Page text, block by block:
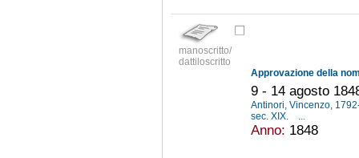
manoscritto/
dattiloscritto
9 - 14 agosto
Antinori, Vincenzo,
sec. XIX.
...
Anno: 1848